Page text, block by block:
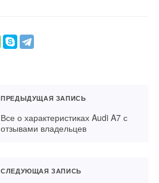
ПРЕДЫДУЩАЯ ЗАПИСЬ
Все о характеристиках Audi A7 с
отзывами владельцев
СЛЕДУЮЩАЯ ЗАПИСЬ